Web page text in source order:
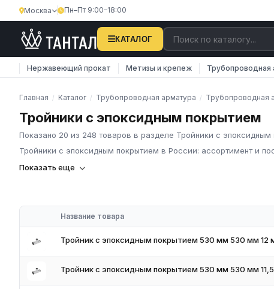
Москва Пн–Пт 9:00–18:00
КАТАЛОГ
Нержавеющий прокат Метизы и крепеж Трубопроводная
Главная / Каталог / Трубопроводная арматура / Трубопроводная
Тройники с эпоксидным покрытием
Показано 20 из 248 товаров в разделе Тройники с эпоксидным
Тройники с эпоксидным покрытием в России: ассортимент и
Компания «Тантал» предлагает Тройники с эпоксидным
изделия соответствуют требованиям ГОСТ и ТУ, имеют
Наличие на складе в России
Обязательное наличие сертификатов
Для получения актуальных цен и наличия на складе
Показать еще
Название товара
Тройник с эпоксидным покрытием 530 мм 530 мм
Тройник с эпоксидным покрытием 530 мм 530 мм